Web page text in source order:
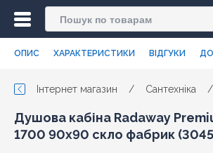
ОПИС ХАРАКТЕРИСТИКИ ВІДГУКИ
Інтернет магазин / Сантехніка /
Душова кабіна Radaway
1700 90x90 скло фабрик